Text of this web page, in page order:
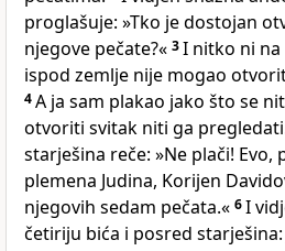
proglašuje: »Tko je dostojan
njegove pečate?« 3I nitko ni
ispod zemlje nije mogao
4A ja sam plakao jako što se
otvoriti svitak niti ga
starješina reče: »Ne plači! Evo,
plemena Judina, Korijen
njegovih sedam pečata.« 6I
četiriju bića i posred starješina: